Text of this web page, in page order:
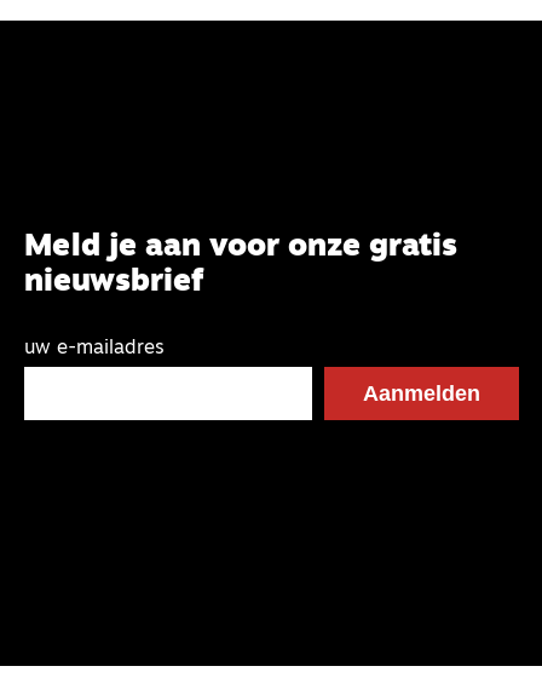
Meld je aan voor onze gratis
nieuwsbrief
uw e-mailadres